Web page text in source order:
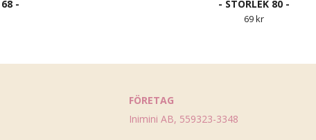
- - STORLEK 80 -
69 kr
FÖRETAG
Inimini AB, 559323-3348